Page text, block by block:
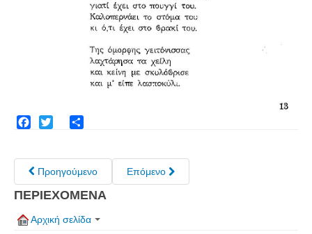
Προηγούμενο Επόμενο
ΠΕΡΙΕΧΟΜΕΝΑ
Αρχική σελίδα